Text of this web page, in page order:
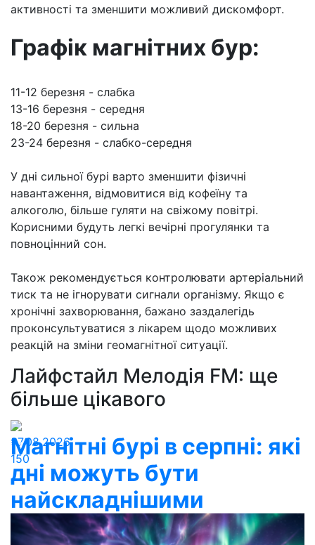
активності та зменшити можливий дискомфорт.
Графік магнітних бур:
11-12 березня - слабка
13-16 березня - середня
18-20 березня - сильна
23-24 березня - слабко-середня
У дні сильної бурі варто зменшити фізичні
навантаження, відмовитися від кофеїну та
алкоголю, більше гуляти на свіжому повітрі.
Корисними будуть легкі вечірні прогулянки та
повноцінний сон.
Також рекомендується контролювати артеріальний
тиск та не ігнорувати сигнали організму. Якщо є
хронічні захворювання, бажано заздалегідь
проконсультуватися з лікарем щодо можливих
реакцій на зміни геомагнітної ситуації.
Лайфстайл Мелодія FM: ще
більше цікавого
07.08.2026
150
Магнітні бурі в серпні: які
дні можуть бути
найскладнішими